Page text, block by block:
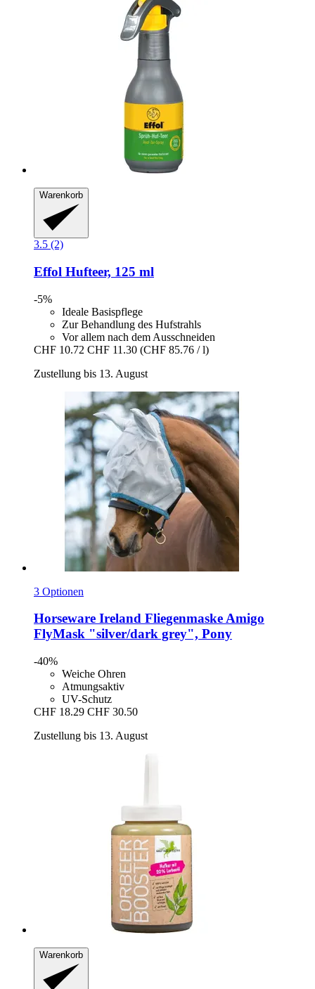
Warenkorb
3.5 (2)
Effol Hufteer, 125 ml
-5%
Ideale Basispflege
Zur Behandlung des Hufstrahls
Vor allem nach dem Ausschneiden
CHF 10.72 CHF 11.30 (CHF 85.76 / l)
Zustellung bis 13. August
3 Optionen
Horseware Ireland Fliegenmaske Amigo
FlyMask "silver/dark grey", Pony
-40%
Weiche Ohren
Atmungsaktiv
UV-Schutz
CHF 18.29 CHF 30.50
Zustellung bis 13. August
Warenkorb